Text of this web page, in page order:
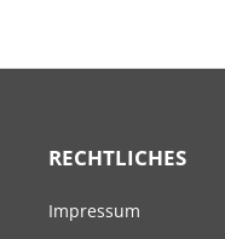
RECHTLICHES
Impressum